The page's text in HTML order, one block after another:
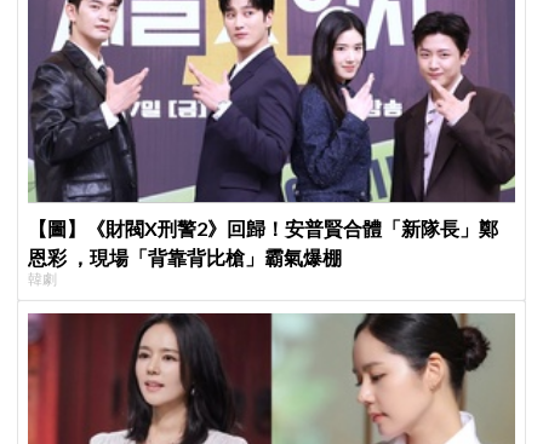
【圖】《財閥X刑警2》回歸！安普賢合體「新隊長」鄭
恩彩 ，現場「背靠背比槍」霸氣爆棚
韓劇